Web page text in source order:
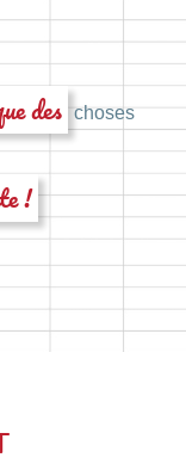
des choses
!